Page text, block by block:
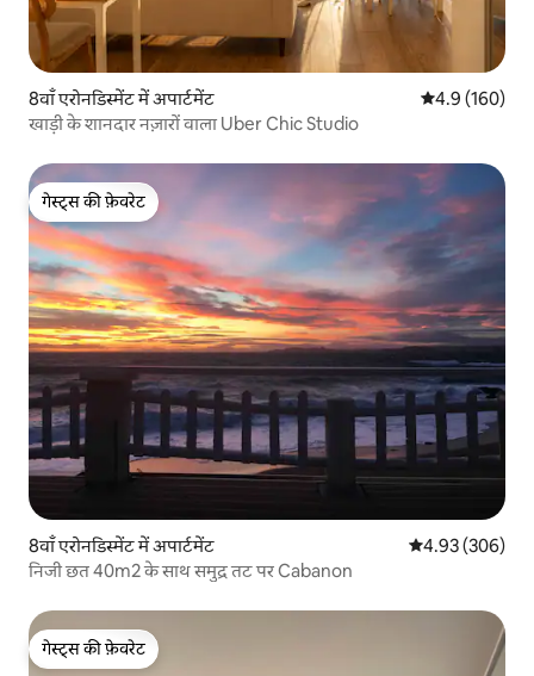
8वाँ एरोनडिस्मेंट में अपार्टमेंट औसत रेटिंग 5 में
4.9 (160)
खाड़ी के शानदार नज़ारों वाला Uber Chic Studio
गेस्ट्स की फ़ेवरेट
गेस्ट्स की फ़ेवरेट
8वाँ एरोनडिस्मेंट में अपार्टमेंट औसत रेटिंग 5 में से
4.93 (306)
निजी छत 40m2 के साथ समुद्र तट पर Cabanon
गेस्ट्स की फ़ेवरेट
गेस्ट्स की फ़ेवरेट